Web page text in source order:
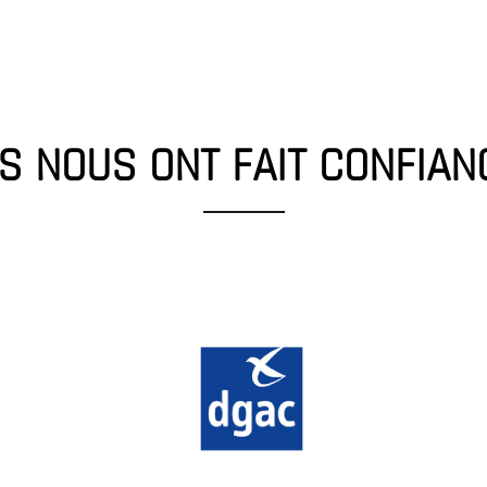
NOUS ONT FAIT